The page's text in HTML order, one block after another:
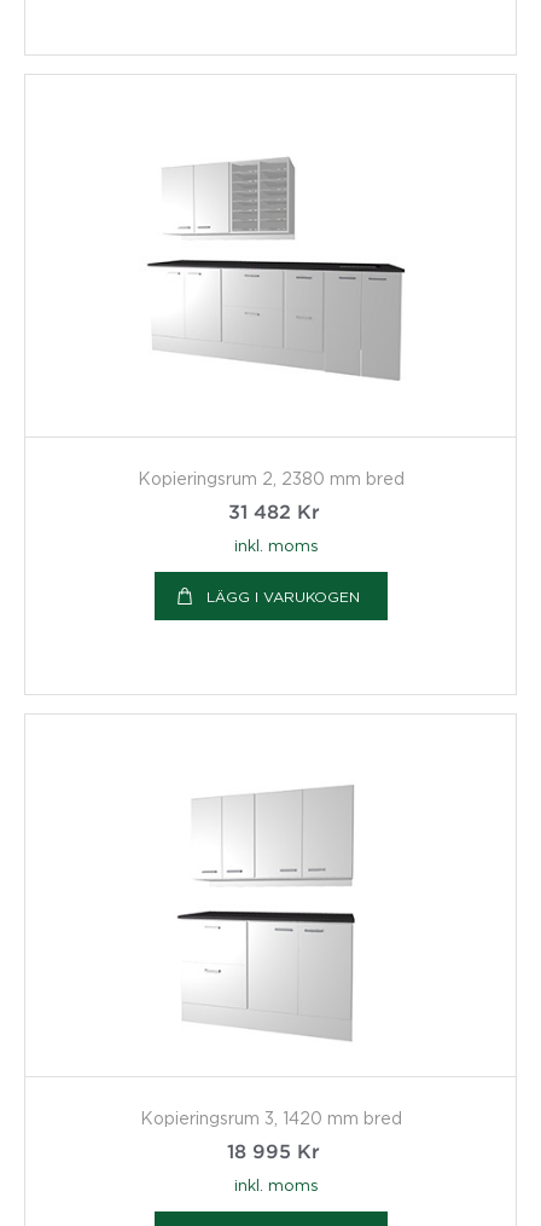
Kopieringsrum 2, 2380 mm bred
31 482 Kr
inkl. moms
LÄGG I VARUKOGEN
Kopieringsrum 3, 1420 mm bred
18 995 Kr
inkl. moms